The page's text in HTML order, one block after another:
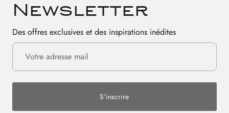
Newsletter
Des offres exclusives et des inspirations inédites
S'inscrire